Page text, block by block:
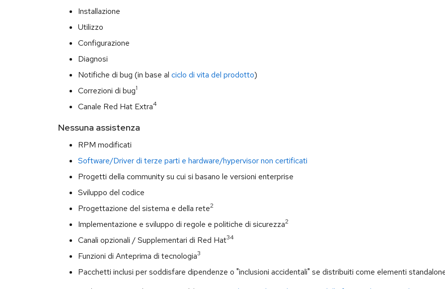
Installazione
Utilizzo
Configurazione
Diagnosi
Notifiche di bug (in base al ciclo di vita del prodotto)
Correzioni di bug1
Canale Red Hat Extra4
Nessuna assistenza
RPM modificati
Software/Driver di terze parti e hardware/hypervisor non certificati
Progetti della community su cui si basano le versioni enterprise
Sviluppo del codice
Progettazione del sistema e della rete2
Implementazione e sviluppo di regole e politiche di sicurezza2
Canali opzionali / Supplementari di Red Hat34
Funzioni di Anteprima di tecnologia3
Pacchetti inclusi per soddisfare dipendenze o "inclusioni accidentali" se distribuiti come elementi